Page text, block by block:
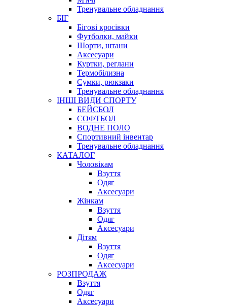
Тренувальне обладнання
БІГ
Бігові кросівки
Футболки, майки
Шорти, штани
Аксесуари
Куртки, реглани
Термобілизна
Сумки, рюкзаки
Тренувальне обладнання
ІНШІ ВИДИ СПОРТУ
БЕЙСБОЛ
СОФТБОЛ
ВОДНЕ ПОЛО
Спортивний інвентар
Тренувальне обладнання
КАТАЛОГ
Чоловікам
Взуття
Одяг
Аксесуари
Жінкам
Взуття
Одяг
Аксесуари
Дітям
Взуття
Одяг
Аксесуари
РОЗПРОДАЖ
Взуття
Одяг
Аксесуари